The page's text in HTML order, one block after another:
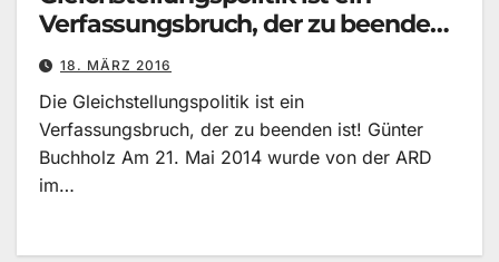
Verfassungsbruch, der zu beenden
ist!18. MÄRZ 2016
Die Gleichstellungspolitik ist ein
Verfassungsbruch, der zu beenden ist! Günter
Buchholz Am 21. Mai 2014 wurde von der ARD
im…